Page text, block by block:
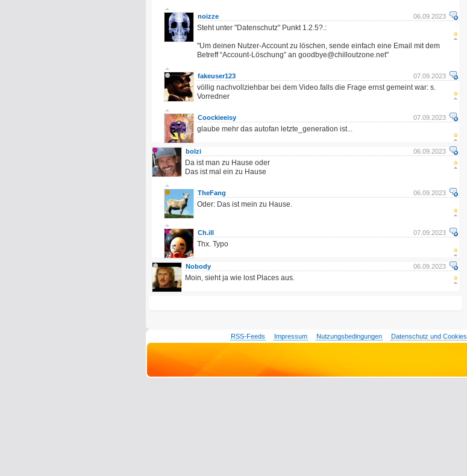
06.09.2023
noizze
Steht unter "Datenschutz" Punkt 1.2.5?.:
"Um deinen Nutzer-Account zu löschen, sende einfach eine Email mit dem
Betreff “Account-Löschung” an goodbye@chilloutzone.net"
07.09.2023
fakeuser123
völlig nachvollziehbar bei dem Video.falls die Frage ernst gemeint war: s.
Vorredner
07.09.2023
Coockieeisy
glaube mehr das autofan letzte_generation ist...
06.09.2023
bolzi
Da ist man zu Hause oder
Das ist mal ein zu Hause
06.09.2023
TheFang
Oder: Das ist mein zu Hause.
07.09.2023
Ch.ill
Thx. Typo
06.09.2023
Nobody
Moin, sieht ja wie lost Places aus.
RSS-Feeds Impressum Nutzungsbedingungen Datenschutz und Cookies